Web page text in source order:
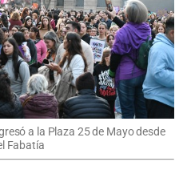
a la Plaza 25 de Mayo desde
Fabatía